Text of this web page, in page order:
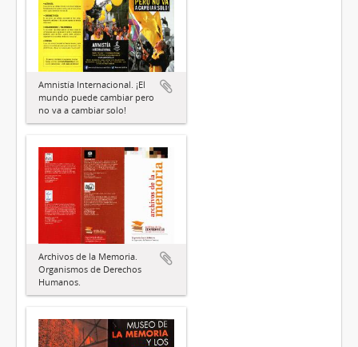
Amnistía Internacional. ¡El
mundo puede cambiar pero
no va a cambiar solo!
Archivos de la Memoria.
Organismos de Derechos
Humanos.